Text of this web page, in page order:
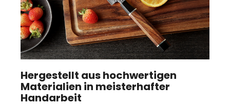
Hergestellt aus hochwertigen
Materialien in meisterhafter
Handarbeit